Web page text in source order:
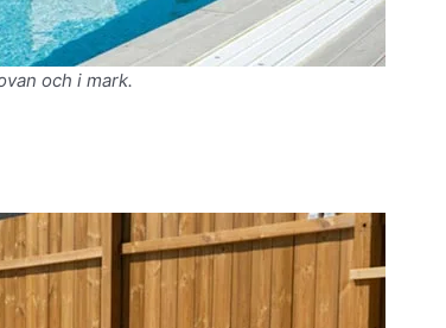
och i mark.